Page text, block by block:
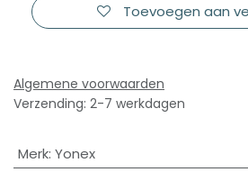
Toevoegen aan
Algemene voorwaarden
Verzending: 2-7 werkdagen
Merk: Yonex